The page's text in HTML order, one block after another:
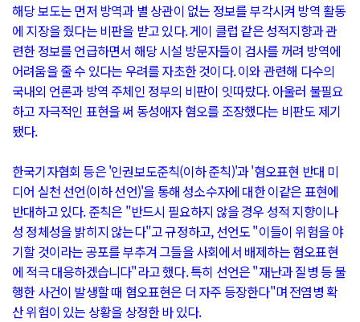
해당 보도는 먼저 방역과 별 상관이 없는 정보를 부각시켜 방역 활동
에 지장을 줬다는 비판을 받고 있다. 게이 클럽 같은 성적지향과 관
련한 정보를 언급하면서 해당 시설 방문자들이 검사를 꺼려 방역에
어려움을 줄 수 있다는 우려를 자초한 것이다. 이와 관련해 다수의
국내외 언론과 방역 주체인 정부의 비판이 잇따랐다. 아울러 불필요
하고 자극적인 표현을 써 동성애자 혐오를 조장했다는 비판도 제기
됐다.
한국기자협회 등은 '인권보도준칙(이하 준칙)'과 '혐오표현 반대 미
디어 실천 선언(이하 선언)'을 통해 성소수자에 대한 이같은 표현에
반대하고 있다. 준칙은 "반드시 필요하지 않을 경우 성적 지향이나
성 정체성을 밝히지 않는다"고 규정하고, 선언도 "이들이 위험을 야
기할 것이라는 공포를 부추겨 그들을 사회에서 배제하는 혐오표현
에 적극 대응하겠습니다"라고 했다. 특히 선언은 "재난과 질병 등 불
행한 사건이 발생할 때 혐오표현은 더 자주 등장한다"며 전염병 확
산 위험이 있는 상황을 상정한 바 있다.